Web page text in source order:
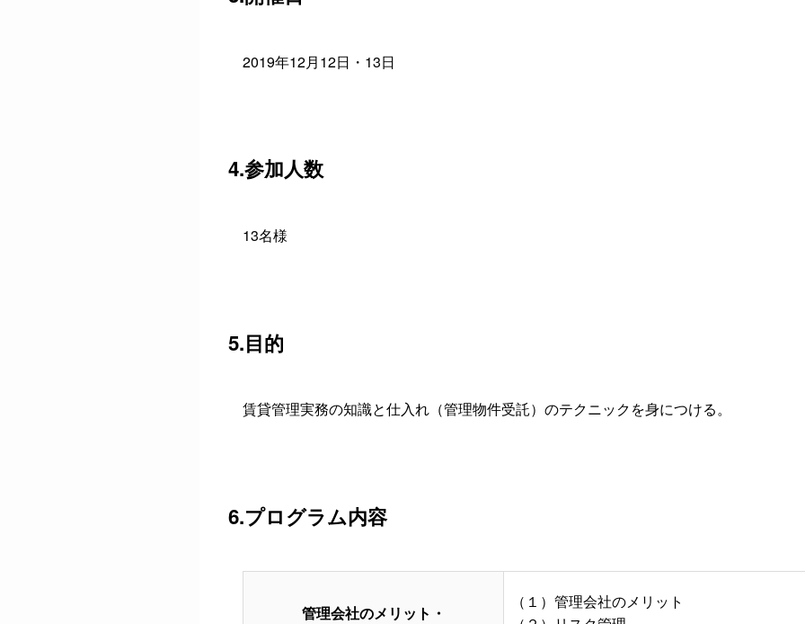
2019年12月12日・13日
4.参加人数
13名様
5.目的
賃貸管理実務の知識と仕入れ（管理物件受託）のテクニックを身につける。
6.プログラム内容
管理会社のメリット・
（１）管理会社のメリット